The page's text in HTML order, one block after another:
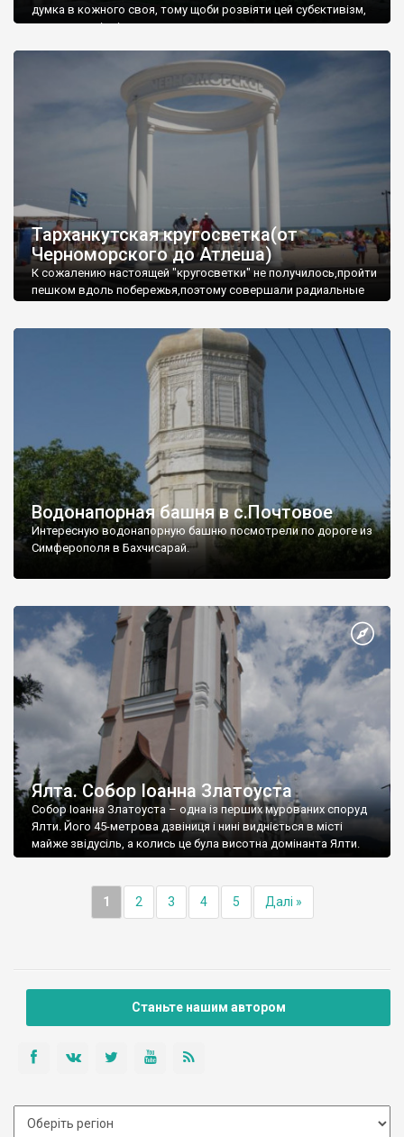
думка в кожного своя, тому щоби розвіяти цей субєктивізм,
запрошую відвідати це
Тарханкутская кругосветка(от
Черноморского до Атлеша)
К сожалению настоящей "кругосветки" не получилось,пройти
пешком вдоль побережья,поэтому совершали радиальные
Водонапорная башня в с.Почтовое
Интересную водонапорную башню посмотрели по дороге из
Симферополя в Бахчисарай.
Ялта. Собор Іоанна Златоуста
Собор Іоанна Златоуста – одна із перших мурованих споруд
Ялти. Його 45-метрова дзвіниця і нині видніється в місті
майже звідусіль, а колись це була висотна домінанта Ялти.
1 2 3 4 5 Далі »
Станьте нашим автором